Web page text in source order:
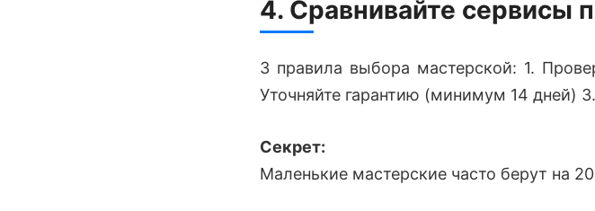
4. Сравнивайте сервисы
3 правила выбора мастерской: 1.
Уточняйте гарантию (минимум 14 дней)
Секрет:
Маленькие мастерские часто берут на